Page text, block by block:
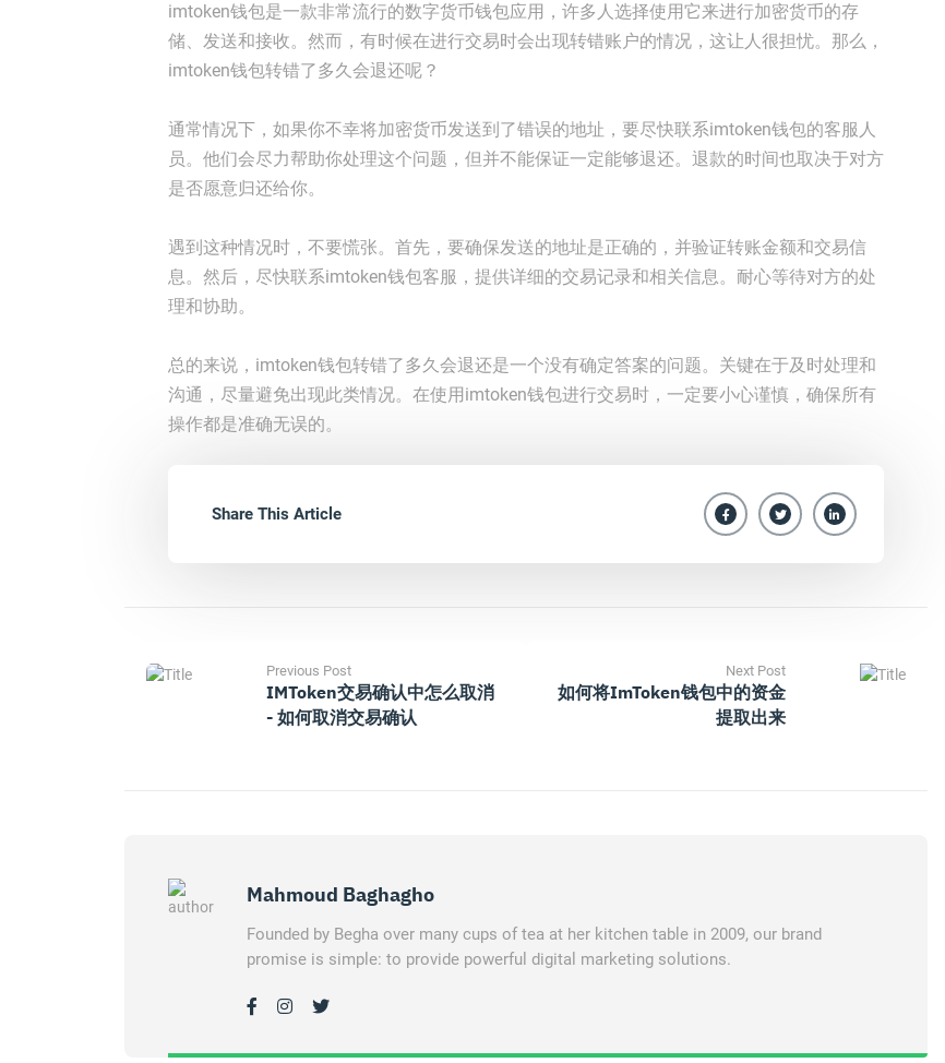
imtoken钱包是一款非常流行的数字货币钱包应用，许多人选择使用它来进行加密货币的存
储、发送和接收。然而，有时候在进行交易时会出现转错账户的情况，这让人很担忧。那么，
imtoken钱包转错了多久会退还呢？
通常情况下，如果你不幸将加密货币发送到了错误的地址，要尽快联系imtoken钱包的客服人
员。他们会尽力帮助你处理这个问题，但并不能保证一定能够退还。退款的时间也取决于对方
是否愿意归还给你。
遇到这种情况时，不要慌张。首先，要确保发送的地址是正确的，并验证转账金额和交易信
息。然后，尽快联系imtoken钱包客服，提供详细的交易记录和相关信息。耐心等待对方的处
理和协助。
总的来说，imtoken钱包转错了多久会退还是一个没有确定答案的问题。关键在于及时处理和
沟通，尽量避免出现此类情况。在使用imtoken钱包进行交易时，一定要小心谨慎，确保所有
操作都是准确无误的。
Share This Article
Previous Post
IMToken交易确认中怎么取消
- 如何取消交易确认
Next Post
如何将imToken钱包中的资金
提取出来
Mahmoud Baghagho
Founded by Begha over many cups of tea at her kitchen table in 2009, our brand
promise is simple: to provide powerful digital marketing solutions.